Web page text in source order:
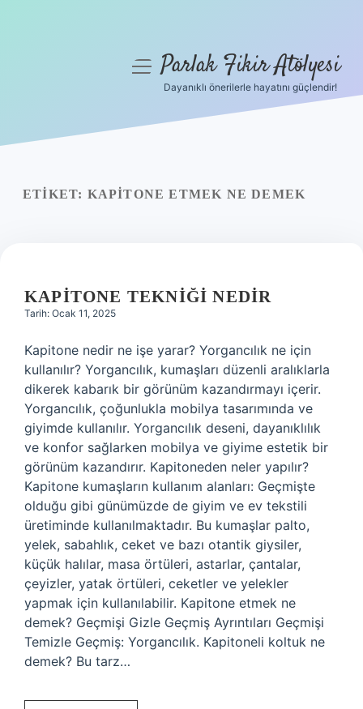
Yasal Uyarı
menüyüParlak Fikir Atölyesi
Dayanıklı önerilerle hayatını güçlendir!
ETIKET: KAPITONE ETMEK NE DEMEK
KAPITONE TEKNIĞI NEDIR
Tarih: Ocak 11, 2025
Kapitone nedir ne işe yarar? Yorgancılık ne için
kullanılır? Yorgancılık, kumaşları düzenli aralıklarla
dikerek kabarık bir görünüm kazandırmayı içerir.
Yorgancılık, çoğunlukla mobilya tasarımında ve
giyimde kullanılır. Yorgancılık deseni, dayanıklılık
ve konfor sağlarken mobilya ve giyime estetik bir
görünüm kazandırır. Kapitoneden neler yapılır?
Kapitone kumaşların kullanım alanları: Geçmişte
olduğu gibi günümüzde de giyim ve ev tekstili
üretiminde kullanılmaktadır. Bu kumaşlar palto,
yelek, sabahlık, ceket ve bazı otantik giysiler,
küçük halılar, masa örtüleri, astarlar, çantalar,
çeyizler, yatak örtüleri, ceketler ve yelekler
yapmak için kullanılabilir. Kapitone etmek ne
demek? Geçmişi Gizle Geçmiş Ayrıntıları Geçmişi
Temizle Geçmiş: Yorgancılık. Kapitoneli koltuk ne
demek? Bu tarz…